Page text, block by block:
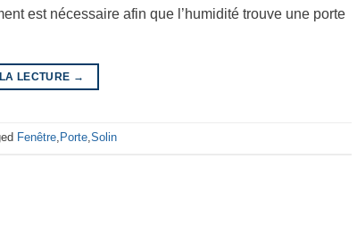
est nécessaire afin que l’humidité trouve une porte
LECTURE →
Fenêtre, Porte,Solin